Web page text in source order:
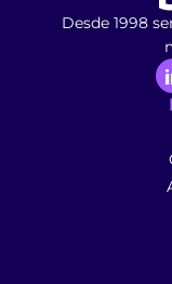
Desde 1998